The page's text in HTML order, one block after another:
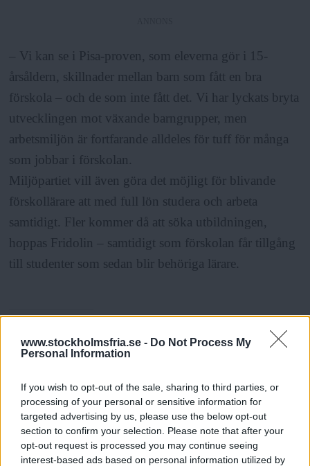
www.stockholmsfria.se - Do Not Process My
Personal Information
If you wish to opt-out of the sale, sharing to third parties, or
processing of your personal or sensitive information for
targeted advertising by us, please use the below opt-out
section to confirm your selection. Please note that after your
opt-out request is processed you may continue seeing
interest-based ads based on personal information utilized by
– Vi kan se i Pisa-proven, som eleverna gör i 15-
årsåldern, skillnader mellan barn som fått en bra
förskola – och de som inte fått det. Vi har lyckats bryta
utvecklingen mot växande barngrupper, men
arbetsmiljön är fortfarande alldeles för tuff för många
som jobbar i förskolan.
Miljöpartiet vill även göra det möjligt för blivande
förskollärare att med full lön studera och arbeta
samtidigt. Fler kommer då att söka utbildningen,
hoppas Fridolin – samtidigt som förskolan får tillgång
till studenter som sedan blir behöriga lärare.
Fakta:
Fakta: Så mycket får de största
kommunerna
Från och med 2022 kommer landets tio största
kommuner att tilldelas följande belopp, om